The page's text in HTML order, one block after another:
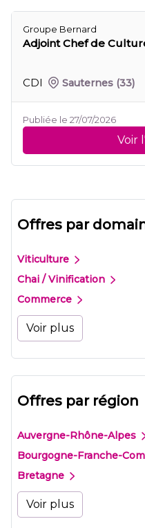
Groupe Bernard
Adjoint Chef de
CDI Sauternes (33)
Publiée le 27/07/2026
Voir
Offres par
Viticulture
Chai / Vinification
Commerce
Voir plus
Offres par région
Auvergne-Rhône-Alpes
Bourgogne-Franche-
Bretagne
Voir plus